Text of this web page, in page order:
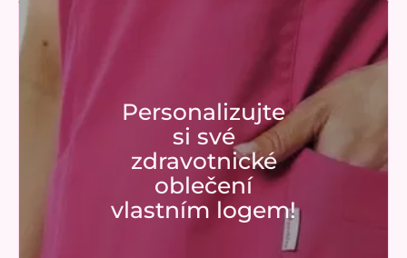
Personalizujte
si své
zdravotnické
oblečení
vlastním logem!